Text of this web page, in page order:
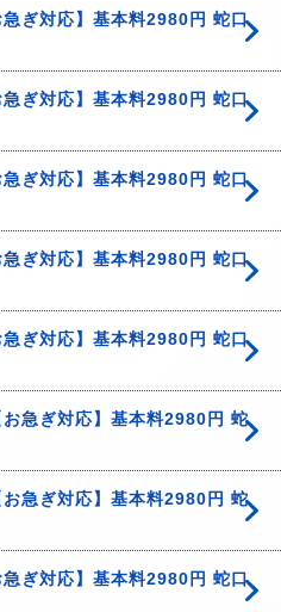
ぎ対応】基本料2980円 蛇口
ぎ対応】基本料2980円 蛇口
ぎ対応】基本料2980円 蛇口
ぎ対応】基本料2980円 蛇口
ぎ対応】基本料2980円 蛇口
急ぎ対応】基本料2980円 蛇
急ぎ対応】基本料2980円 蛇
ぎ対応】基本料2980円 蛇口